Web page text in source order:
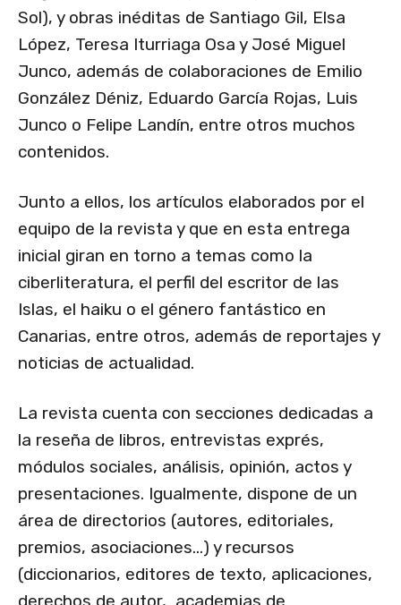
Sol), y obras inéditas de Santiago Gil, Elsa
López, Teresa Iturriaga Osa y José Miguel
Junco, además de colaboraciones de Emilio
González Déniz, Eduardo García Rojas, Luis
Junco o Felipe Landín, entre otros muchos
contenidos.
Junto a ellos, los artículos elaborados por el
equipo de la revista y que en esta entrega
inicial giran en torno a temas como la
ciberliteratura, el perfil del escritor de las
Islas, el haiku o el género fantástico en
Canarias, entre otros, además de reportajes y
noticias de actualidad.
La revista cuenta con secciones dedicadas a
la reseña de libros, entrevistas exprés,
módulos sociales, análisis, opinión, actos y
presentaciones. Igualmente, dispone de un
área de directorios (autores, editoriales,
premios, asociaciones…) y recursos
(diccionarios, editores de texto, aplicaciones,
derechos de autor, academias de